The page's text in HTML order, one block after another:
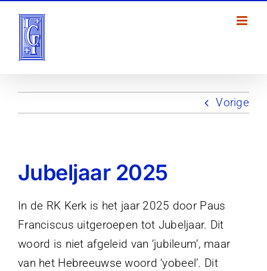
inhoud
Vorige
Jubeljaar 2025
In de RK Kerk is het jaar 2025 door Paus
Franciscus uitgeroepen tot Jubeljaar. Dit
woord is niet afgeleid van ‘jubileum’, maar
van het Hebreeuwse woord ‘yobeel’. Dit